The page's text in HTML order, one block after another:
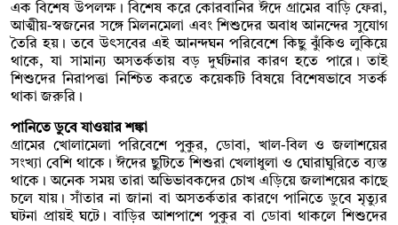
এক বিশেষ উপলক্ষ। বিশেষ করে কোরবানির ঈদে গ্রামের বাড়ি ফেরা,
আত্মীয়-স্বজনের সঙ্গে মিলনমেলা এবং শিশুদের অবাধ আনন্দের সুযোগ
তৈরি হয়। তবে উৎসবের এই আনন্দঘন পরিবেশে কিছু ঝুঁকিও লুকিয়ে
থাকে, যা সামান্য অসতর্কতায় বড় দুর্ঘটনার কারণ হতে পারে। তাই
শিশুদের নিরাপত্তা নিশ্চিত করতে কয়েকটি বিষয়ে বিশেষভাবে সতর্ক
থাকা জরুরি।
পানিতে ডুবে যাওয়ার শঙ্কা
গ্রামের খোলামেলা পরিবেশে পুকুর, ডোবা, খাল-বিল ও জলাশয়ের
সংখ্যা বেশি থাকে। ঈদের ছুটিতে শিশুরা খেলাধুলা ও ঘোরাঘুরিতে ব্যস্ত
থাকে। অনেক সময় তারা অভিভাবকদের চোখ এড়িয়ে জলাশয়ের কাছে
চলে যায়। সাঁতার না জানা বা অসতর্কতার কারণে পানিতে ডুবে মৃত্যুর
ঘটনা প্রায়ই ঘটে। বাড়ির আশপাশে পুকুর বা ডোবা থাকলে শিশুদের